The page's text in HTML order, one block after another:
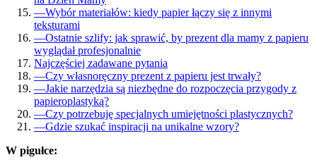
—Wybór materiałów: kiedy papier łączy się z innymi
teksturami
—Ostatnie szlify: jak sprawić, by prezent dla mamy z papieru
wyglądał profesjonalnie
Najczęściej zadawane pytania
—Czy własnoręczny prezent z papieru jest trwały?
—Jakie narzędzia są niezbędne do rozpoczęcia przygody z
papieroplastyką?
—Czy potrzebuję specjalnych umiejętności plastycznych?
—Gdzie szukać inspiracji na unikalne wzory?
W pigułce: